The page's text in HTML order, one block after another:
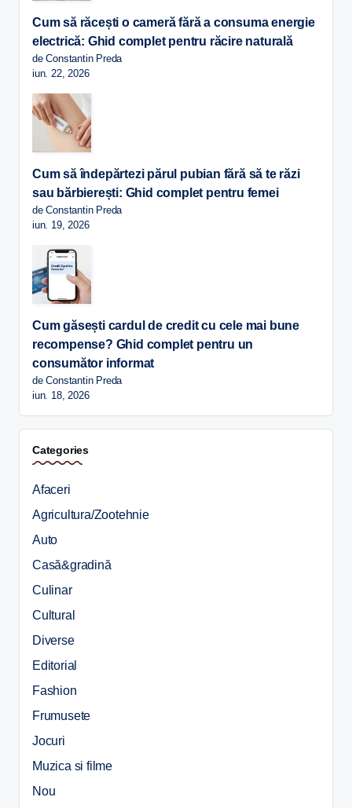
Cum să răcești o cameră fără a consuma energie
electrică: Ghid complet pentru răcire naturală
de Constantin Preda
iun. 22, 2026
Cum să îndepărtezi părul pubian fără să te răzi
sau bărbierești: Ghid complet pentru femei
de Constantin Preda
iun. 19, 2026
Cum găsești cardul de credit cu cele mai bune
recompense? Ghid complet pentru un
consumător informat
de Constantin Preda
iun. 18, 2026
Categories
Afaceri
Agricultura/Zootehnie
Auto
Casă&gradină
Culinar
Cultural
Diverse
Editorial
Fashion
Frumusete
Jocuri
Muzica si filme
Nou